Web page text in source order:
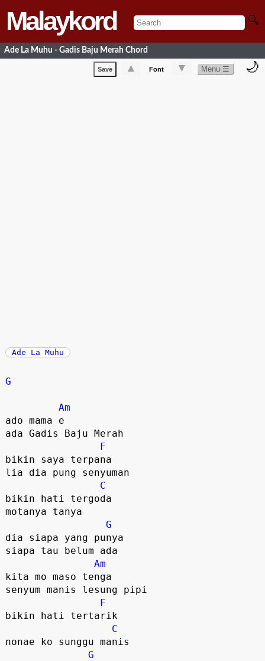
Malaykord 🔍
Ade La Muhu - Gadis Baju Merah Chord
Save ▲ Font ▼ Menu ☰ 🌙
Ade La Muhu
G
Am
ado mama e
ada Gadis Baju Merah
F
bikin saya terpana
lia dia pung senyuman
C
bikin hati tergoda
motanya tanya
G
dia siapa yang punya
siapa tau belum ada
Am
kita mo maso tenga
senyum manis lesung pipi
F
bikin hati tertarik
C
nonae ko sunggu manis
G